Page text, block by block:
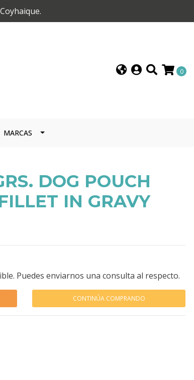
0
MARCAS
DOG POUCH
IN GRAVY
Puedes enviarnos una consulta al respecto.
CONTINÚA COMPRANDO